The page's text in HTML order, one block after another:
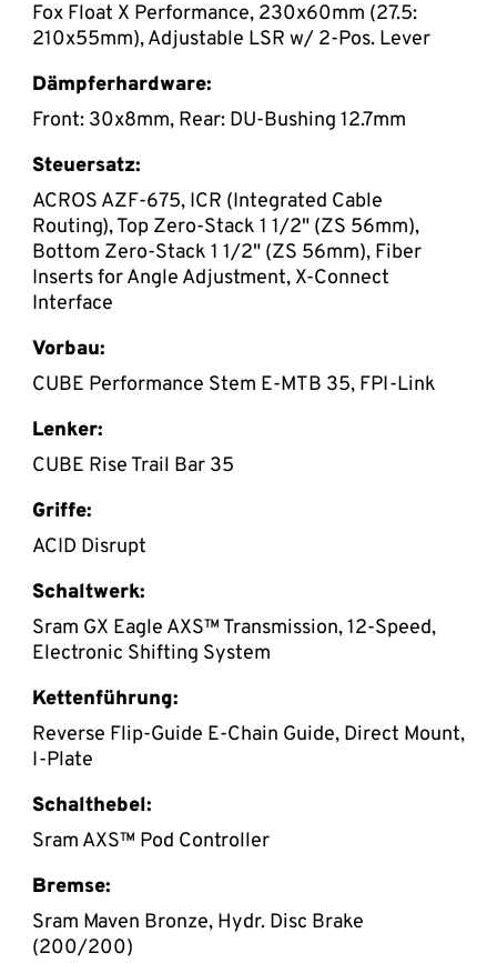
Fox Float X Performance, 230x60mm (27.5:
210x55mm), Adjustable LSR w/ 2-Pos. Lever
Dämpferhardware:
Front: 30x8mm, Rear: DU-Bushing 12.7mm
Steuersatz:
ACROS AZF-675, ICR (Integrated Cable
Routing), Top Zero-Stack 1 1/2" (ZS 56mm),
Bottom Zero-Stack 1 1/2" (ZS 56mm), Fiber
Inserts for Angle Adjustment, X-Connect
Interface
Vorbau:
CUBE Performance Stem E-MTB 35, FPI-Link
Lenker:
CUBE Rise Trail Bar 35
Griffe:
ACID Disrupt
Schaltwerk:
Sram GX Eagle AXS™ Transmission, 12-Speed,
Electronic Shifting System
Kettenführung:
Reverse Flip-Guide E-Chain Guide, Direct Mount,
I-Plate
Schalthebel:
Sram AXS™ Pod Controller
Bremse:
Sram Maven Bronze, Hydr. Disc Brake
(200/200)